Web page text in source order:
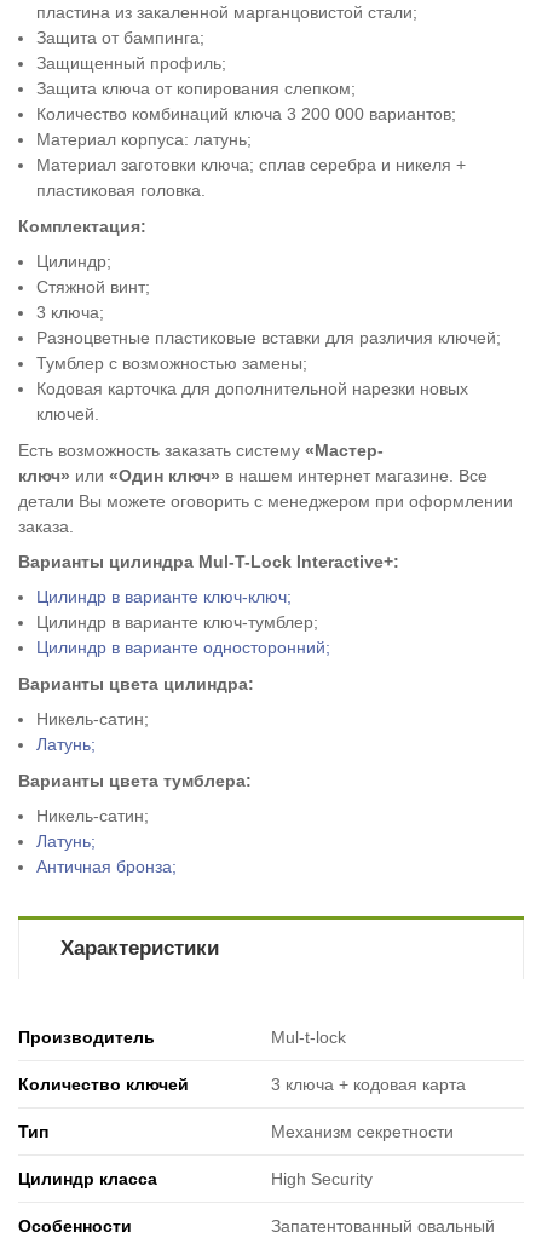
пластина из закаленной марганцовистой стали;
Защита от бампинга;
Защищенный профиль;
Защита ключа от копирования слепком;
Количество комбинаций ключа 3 200 000 вариантов;
Материал корпуса: латунь;
Материал заготовки ключа; сплав серебра и никеля +
пластиковая головка.
Комплектация:
Цилиндр;
Стяжной винт;
3 ключа;
Разноцветные пластиковые вставки для различия ключей;
Тумблер с возможностью замены;
Кодовая карточка для дополнительной нарезки новых
ключей.
Есть возможность заказать систему «Мастер-
ключ» или «Один ключ» в нашем интернет магазине. Все
детали Вы можете оговорить с менеджером при оформлении
заказа.
Варианты цилиндра Mul-T-Lock Interactive+:
Цилиндр в варианте ключ-ключ;
Цилиндр в варианте ключ-тумблер;
Цилиндр в варианте односторонний;
Варианты цвета цилиндра:
Никель-сатин;
Латунь;
Варианты цвета тумблера:
Никель-сатин;
Латунь;
Античная бронза;
Характеристики
Производитель Mul-t-lock
Количество ключей 3 ключа + кодовая карта
Тип Механизм секретности
Цилиндр класса High Security
Особенности
Запатентованный овальный